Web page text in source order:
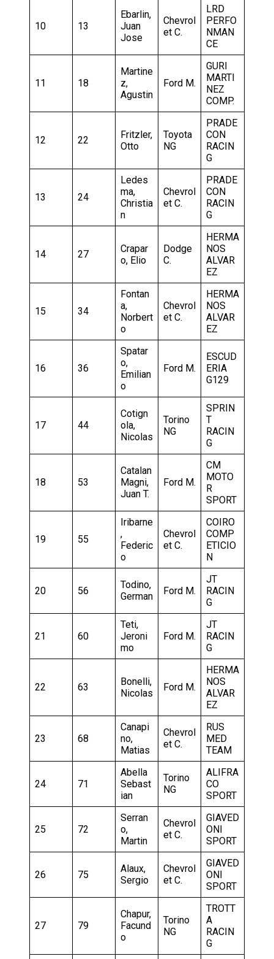
10 13
Ebarlin,
Juan
Jose
Chevrol
et C.
LRD
PERFO
NMAN
CE
11 18
Martine
z,
Agustin
Ford M.
GURI
MARTI
NEZ
COMP.
12 22
Fritzler,
Otto
Toyota
NG
PRADE
CON
RACIN
G
13 24
Ledes
ma,
Christia
n
Chevrol
et C.
PRADE
CON
RACIN
G
14 27
Crapar
o, Elio
Dodge
C.
HERMA
NOS
ALVAR
EZ
15 34
Fontan
a,
Norbert
o
Chevrol
et C.
HERMA
NOS
ALVAR
EZ
16 36
Spatar
o,
Emilian
o
Ford M.
ESCUD
ERIA
G129
17 44
Cotign
ola,
Nicolas
Torino
NG
SPRIN
T
RACIN
G
18 53
Catalan
Magni,
Juan T.
Ford M.
CM
MOTO
R
SPORT
19 55
Iribarne
,
Federic
o
Chevrol
et C.
COIRO
COMP
ETICIO
N
20 56
Todino,
German
Ford M.
JT
RACIN
G
21 60
Teti,
Jeroni
mo
Ford M.
JT
RACIN
G
22 63
Bonelli,
Nicolas
Ford M.
HERMA
NOS
ALVAR
EZ
23 68
Canapi
no,
Matias
Chevrol
et C.
RUS
MED
TEAM
24 71
Abella
Sebast
ian
Torino
NG
ALIFRA
CO
SPORT
25 72
Serran
o,
Martin
Chevrol
et C.
GIAVED
ONI
SPORT
26 75
Alaux,
Sergio
Chevrol
et C.
GIAVED
ONI
SPORT
27 79
Chapur,
Facund
o
Torino
NG
TROTT
A
RACIN
G